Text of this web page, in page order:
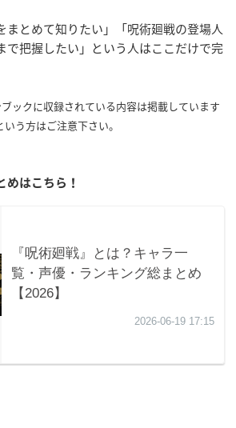
まとめて知りたい」「呪術廻戦の登場人
で把握したい」という人はここだけで完
ックに収録されている内容は掲載しています
う方はご注意下さい。
めはこちら！